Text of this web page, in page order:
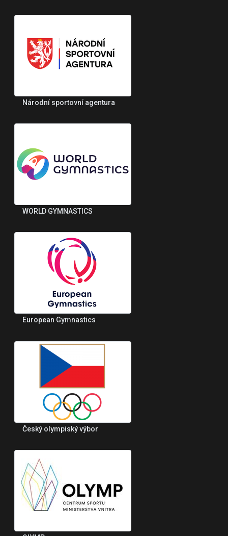
Národní sportovní agentura
WORLD GYMNASTICS
European Gymnastics
Český olympiský výbor